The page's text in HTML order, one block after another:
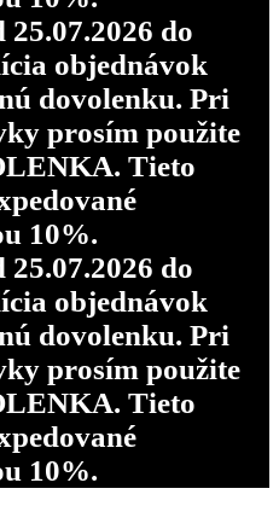
do
objednávok
dovolenku. Pri
prosím použite
Tieto
10%.
do
objednávok
dovolenku. Pri
prosím použite
Tieto
10%.